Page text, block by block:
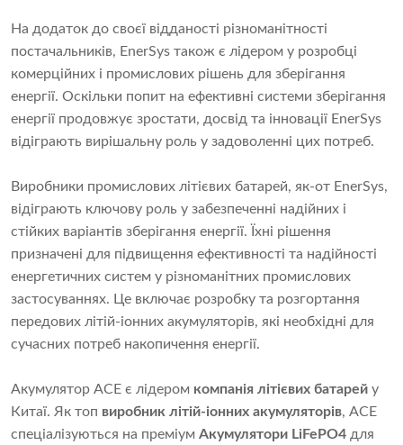
На додаток до своєї відданості різноманітності
постачальників, EnerSys також є лідером у розробці
комерційних і промислових рішень для зберігання
енергії. Оскільки попит на ефективні системи зберігання
енергії продовжує зростати, досвід та інновації EnerSys
відіграють вирішальну роль у задоволенні цих потреб.
Виробники промислових літієвих батарей, як-от EnerSys,
відіграють ключову роль у забезпеченні надійних і
стійких варіантів зберігання енергії. Їхні рішення
призначені для підвищення ефективності та надійності
енергетичних систем у різноманітних промислових
застосуваннях. Це включає розробку та розгортання
передових літій-іонних акумуляторів, які необхідні для
сучасних потреб накопичення енергії.
Акумулятор ACE є лідером компанія літієвих батарей у
Китаї. Як топ виробник літій-іонних акумуляторів, ACE
спеціалізуються на преміум Акумулятори LiFePO4 для